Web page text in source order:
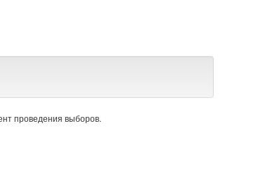
проведения выборов.